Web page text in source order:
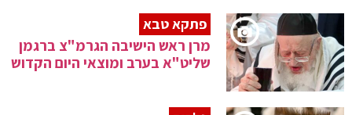
פתקא טבא
מרן ראש הישיבה הגרמ"צ ברגמן
שליט"א בערב ומוצאי היום הקדוש